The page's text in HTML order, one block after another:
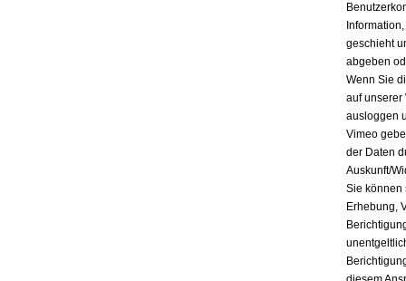
geschieht
abgeben
Wenn Sie
auf unserer
ausloggen
Vimeo
der Daten
Auskunft/
Sie können
Erhebung,